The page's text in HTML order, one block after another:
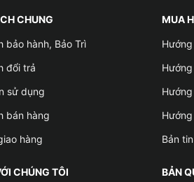
CHUNG
bảo hành, Bảo Trì
đổi trả
sử dụng
bán hàng
hàng
MUA
Bản
CHÚNG TÔI BẢN